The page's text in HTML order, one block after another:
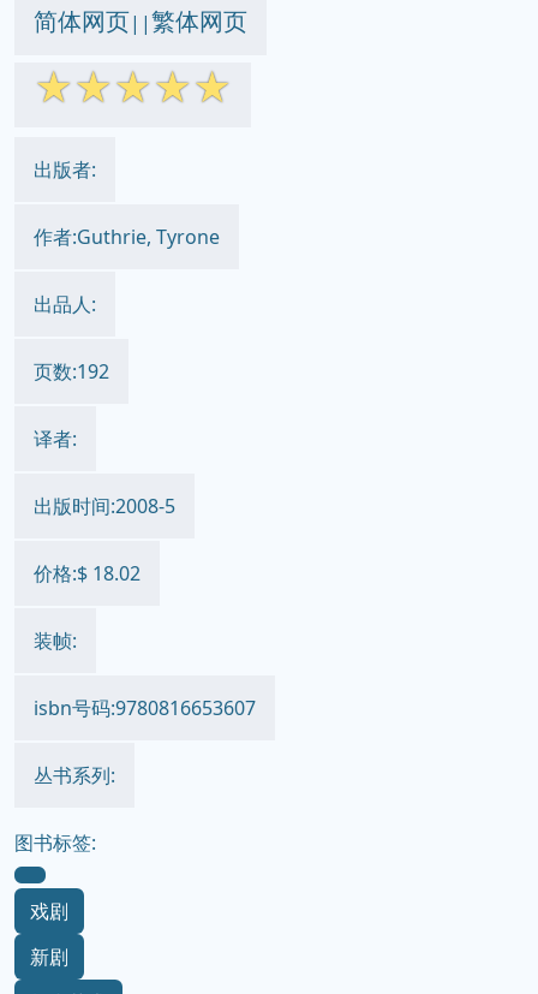
简体网页||繁体网页
☆☆☆☆☆
出版者:
作者:Guthrie, Tyrone
出品人:
页数:192
译者:
出版时间:2008-5
价格:$ 18.02
装帧:
isbn号码:9780816653607
丛书系列:
图书标签:
戏剧
新剧